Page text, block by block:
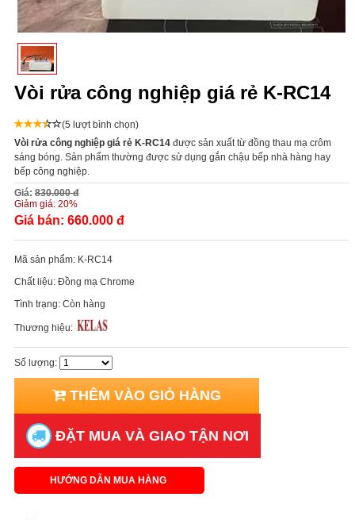
Vòi rửa công nghiệp giá rẻ K-RC14
(5 lượt bình chọn)
Vòi rửa công nghiệp giá rẻ K-RC14 được sản xuất từ đồng thau mạ crôm
sáng bóng. Sản phẩm thường được sử dụng gắn chậu bếp nhà hàng hay
bếp công nghiệp.
Giá: 830.000 đ
Giảm giá: 20%
Giá bán: 660.000 đ
Mã sản phẩm: K-RC14
Chất liệu: Đồng mạ Chrome
Tình trạng: Còn hàng
Thương hiệu:
Số lượng:
THÊM VÀO GIỎ HÀNG
ĐẶT MUA VÀ GIAO TẬN NƠI
HƯỚNG DẪN MUA HÀNG